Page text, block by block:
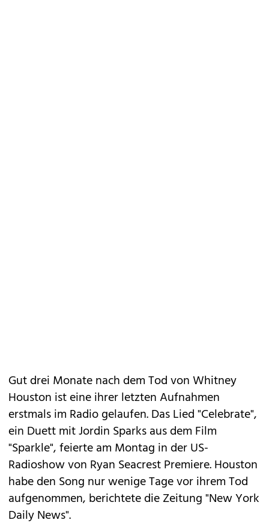
Gut drei Monate nach dem Tod von Whitney
Houston ist eine ihrer letzten Aufnahmen
erstmals im Radio gelaufen. Das Lied "Celebrate",
ein Duett mit Jordin Sparks aus dem Film
"Sparkle", feierte am Montag in der US-
Radioshow von Ryan Seacrest Premiere. Houston
habe den Song nur wenige Tage vor ihrem Tod
aufgenommen, berichtete die Zeitung "New York
Daily News".